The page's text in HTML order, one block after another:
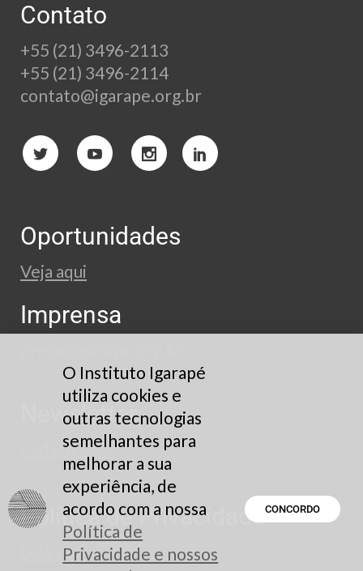
Contato
+55 (21) 3496-2113
+55 (21) 3496-2114
contato@igarape.org.br
Oportunidades
Veja aqui
Imprensa
Newsletter
Cadastre-se
Política de Privacidade
Leia aqui
O Instituto Igarapé
utiliza cookies e
outras tecnologias
semelhantes para
melhorar a sua
experiência, de
acordo com a nossa
Política de
Privacidade e nossos
CONCORDO